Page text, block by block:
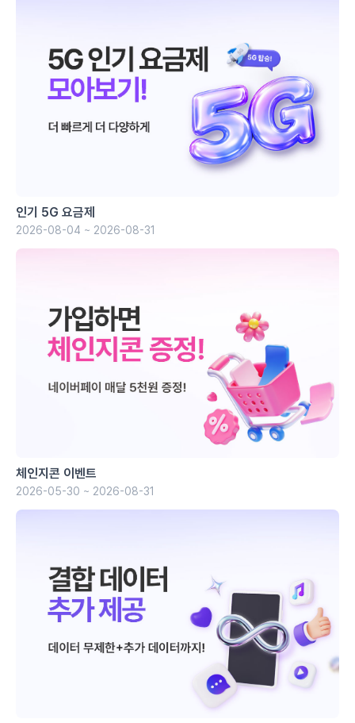
인기 5G 요금제
2026-08-04 ~ 2026-08-31
체인지콘 이벤트
2026-05-30 ~ 2026-08-31